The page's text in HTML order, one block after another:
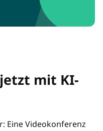
mit KI-
Eine Videokonferenz